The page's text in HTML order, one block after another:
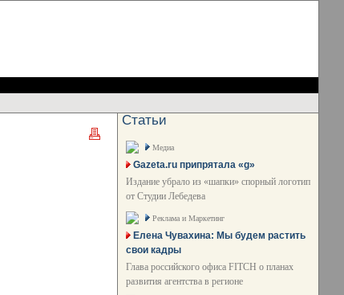
Статьи
Медиа
Gazeta.ru припрятала «g»
Издание убрало из «шапки» спорный логотип
от Студии Лебедева
Реклама и Маркетинг
Елена Чувахина: Мы будем растить
свои кадры
Глава российского офиса FITCH о планах
развития агентства в регионе